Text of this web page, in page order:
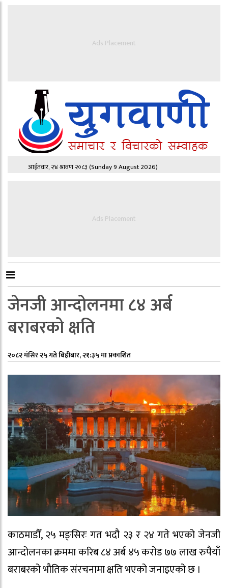
Ads Placement
आईतवार, २४ श्रावण २०८३(Sunday 9 August 2026)
Ads Placement
जेनजी आन्दोलनमा ८४ अर्ब
बराबरको क्षति
२०८२ मंसिर २५ गते बिहीबार, २१:३५ मा प्रकाशित
काठमाडौँ, २५ मङ्सिरः गत भदौ २३ र २४ गते भएको जेनजी
आन्दोलनका क्रममा करिब ८४ अर्ब ४५ करोड ७७ लाख रुपैयाँ
बराबरको भौतिक संरचनामा क्षति भएको जनाइएको छ ।